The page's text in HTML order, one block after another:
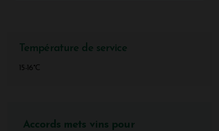
Température de service
15-16°C
Accords mets vins pour